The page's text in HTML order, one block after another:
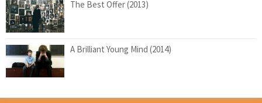
The Best Offer (2013)
A Brilliant Young Mind (2014)